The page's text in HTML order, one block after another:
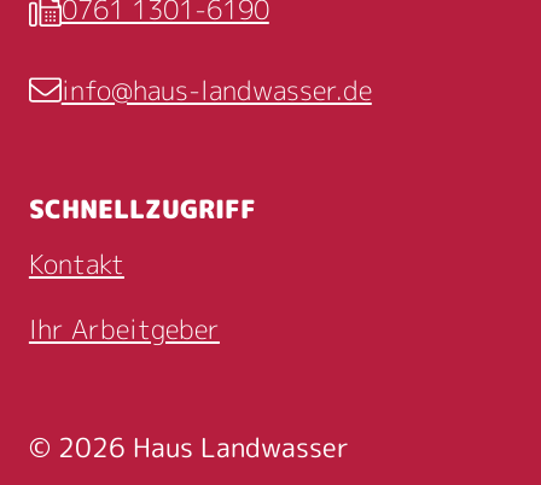
Fax
0761 1301-6190
E-Mail
info@haus-landwasser.de
SCHNELLZUGRIFF
Kontakt
Ihr Arbeitgeber
© 2026 Haus Landwasser